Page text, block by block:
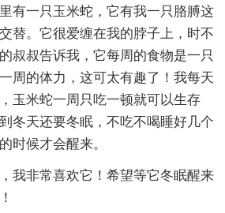
有一只玉米蛇，它有我一只胳膊这
替。它很爱缠在我的脖子上，时不
叔叔告诉我，它每周的食物是一只
周的体力，这可太有趣了！我每天
玉米蛇一周只吃一顿就可以生存
冬天还要冬眠，不吃不喝睡好几个
时候才会醒来。
我非常喜欢它！希望等它冬眠醒来